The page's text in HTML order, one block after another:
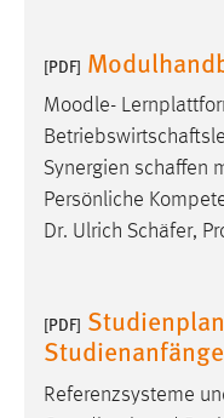
[PDF]
Moodle-
Synergien schaffen
Persönliche
Dr. Ulrich Schäfer,
[PDF]
Referenzsysteme
Anbieter:
Zweck:
Cookie Laufzeit:
Plattformen
externen Medien
YouTube